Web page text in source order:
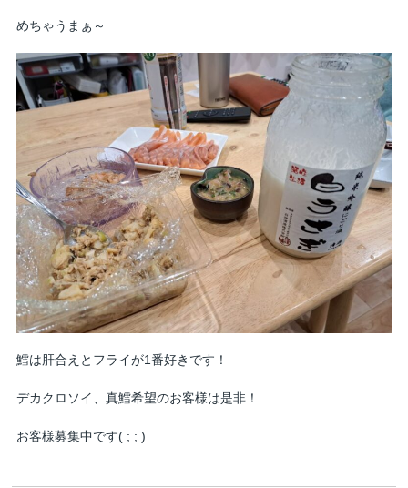
めちゃうまぁ～
鱈は肝合えとフライが1番好きです！
デカクロソイ、真鱈希望のお客様は是非！
お客様募集中です( ; ; )